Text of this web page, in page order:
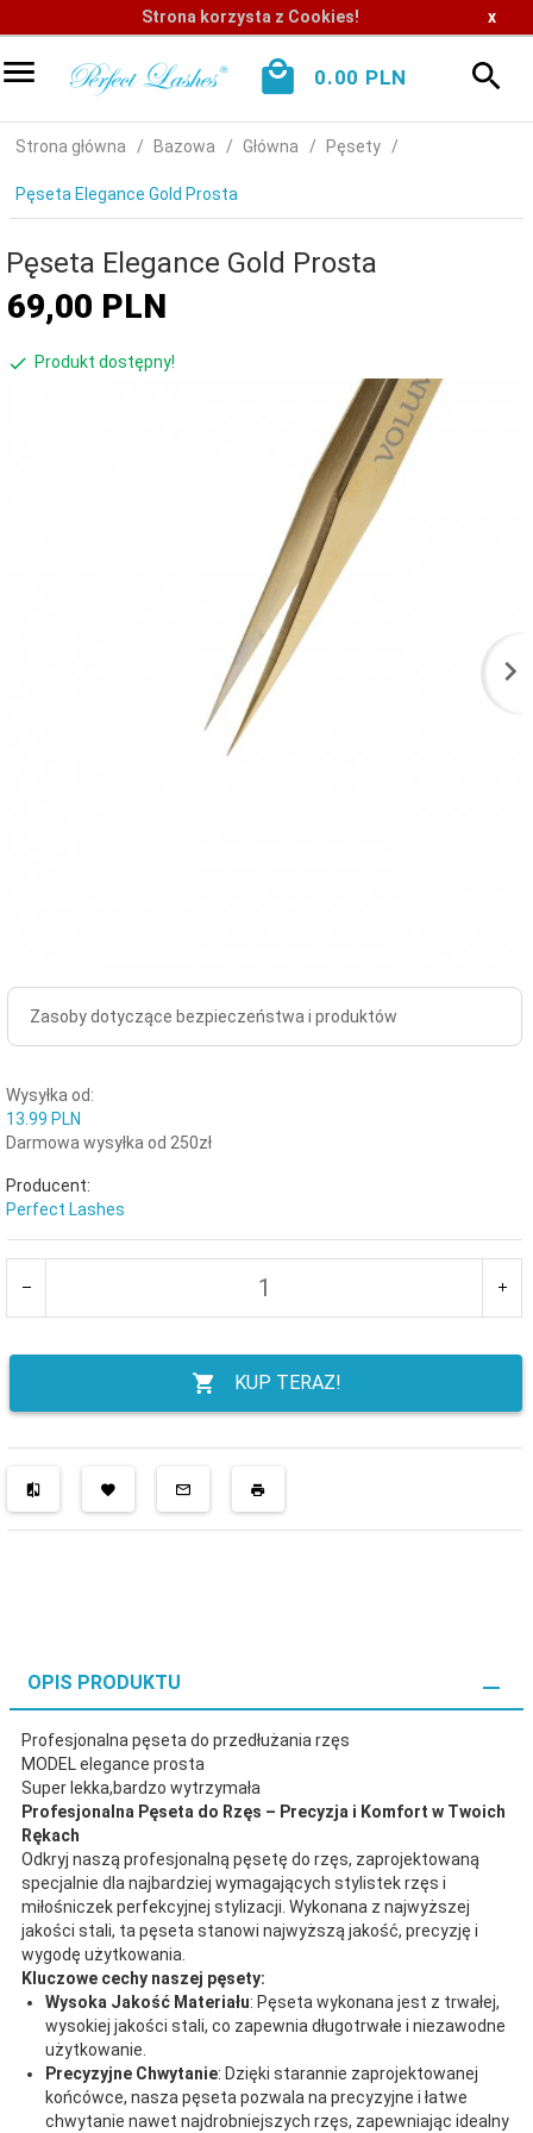
Strona korzysta z Cookies! x
0.00 PLN
Strona główna Bazowa Główna Pęsety
Pęseta Elegance Gold Prosta
Pęseta Elegance Gold Prosta
69,00 PLN
Produkt dostępny!
Zasoby dotyczące bezpieczeństwa i produktów
Wysyłka od:
13.99 PLN
Darmowa wysyłka od 250zł
Producent:
Perfect Lashes
KUP TERAZ!
OPIS PRODUKTU
Profesjonalna pęseta do przedłużania rzęs
MODEL elegance prosta
Super lekka,bardzo wytrzymała
Profesjonalna Pęseta do Rzęs – Precyzja i Komfort w Twoich
Rękach
Odkryj naszą profesjonalną pęsetę do rzęs, zaprojektowaną
specjalnie dla najbardziej wymagających stylistek rzęs i
miłośniczek perfekcyjnej stylizacji. Wykonana z najwyższej
jakości stali, ta pęseta stanowi najwyższą jakość, precyzję i
wygodę użytkowania.
Kluczowe cechy naszej pęsety:
Wysoka Jakość Materiału: Pęseta wykonana jest z trwałej,
wysokiej jakości stali, co zapewnia długotrwałe i niezawodne
użytkowanie.
Precyzyjne Chwytanie: Dzięki starannie zaprojektowanej
końcówce, nasza pęseta pozwala na precyzyjne i łatwe
chwytanie nawet najdrobniejszych rzęs, zapewniając idealny